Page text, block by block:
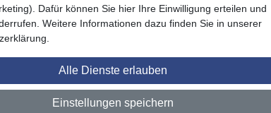
ist hier etwas für Sie
Dafür können Sie hier Ihre Einwilligung erteilen und
Weitere Informationen dazu finden Sie in unserer
Alle Dienste erlauben
Einstellungen speichern